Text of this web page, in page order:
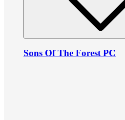
Sons Of The Forest PC